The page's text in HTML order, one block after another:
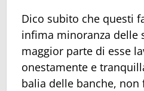
Dico subito che questi
infima minoranza delle
maggior parte di esse
onestamente e
balia delle banche, non